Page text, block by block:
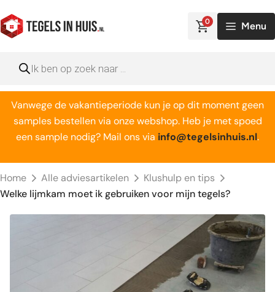
naar
de
0 Menu
zoeken
Vanwege de vakantieperiode kun je op dit moment geen
samples bestellen via onze webshop. Heb je met spoed
een sample nodig? Mail ons via info@tegelsinhuis.nl.
Home Alle adviesartikelen
Klushulp en tips
Welke lijmkam moet ik gebruiken voor mijn tegels?